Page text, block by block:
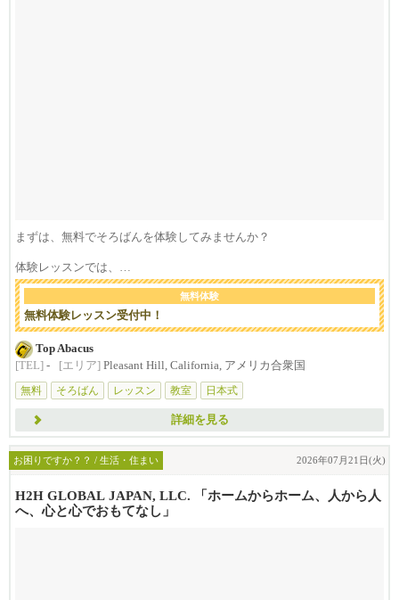
まずは、無料でそろばんを体験してみませんか？
体験レッスンでは、
お子さまに
「そろば...
無料体験
無料体験レッスン受付中！
Top Abacus
[TEL] - [エリア] Pleasant Hill, California, アメリカ合衆国
無料
そろばん レッスン 教室 日本式
詳細を見る
お困りですか？？ / 生活・住まい 2026年07月21日(火)
H2H GLOBAL JAPAN, LLC. 「ホームからホーム、人から人
へ、心と心でおもてなし」